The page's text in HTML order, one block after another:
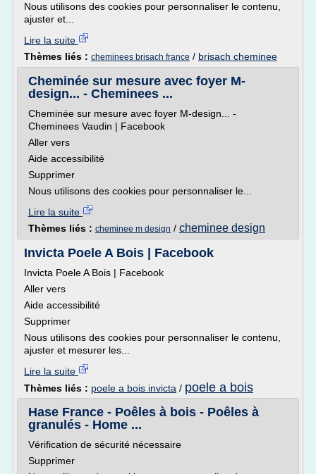
Nous utilisons des cookies pour personnaliser le contenu,
ajuster et...
Lire la suite
Thèmes liés : cheminees brisach france / brisach cheminee
Cheminée sur mesure avec foyer M-
design... - Cheminees ...
Cheminée sur mesure avec foyer M-design... -
Cheminees Vaudin | Facebook
Aller vers
Aide accessibilité
Supprimer
Nous utilisons des cookies pour personnaliser le...
Lire la suite
Thèmes liés : cheminee m design / cheminee design
Invicta Poele A Bois | Facebook
Invicta Poele A Bois | Facebook
Aller vers
Aide accessibilité
Supprimer
Nous utilisons des cookies pour personnaliser le contenu,
ajuster et mesurer les...
Lire la suite
Thèmes liés : poele a bois invicta / poele a bois
Hase France - Poêles à bois - Poêles à
granulés - Home ...
Vérification de sécurité nécessaire
Supprimer